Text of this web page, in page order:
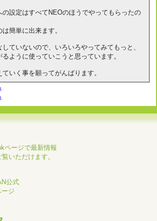
の設定はすべてNEOのほうでやってもらったの
簡単に出来ます。
していないので、いろいろやってみてもっと、
ように使っていこうと思っています。
いく事を願ってがんばります。
ページで最新情報
いただけます。
公式
ージ